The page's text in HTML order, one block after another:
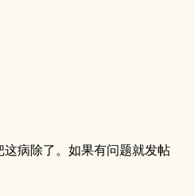
病除了。如果有问题就发帖